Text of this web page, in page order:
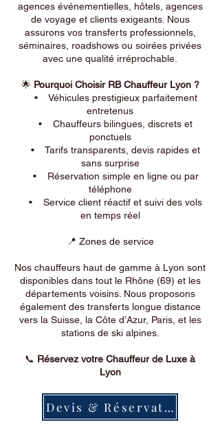
agences événementielles, hôtels, agences
de voyage et clients exigeants. Nous
assurons vos transferts professionnels,
séminaires, roadshows ou soirées privées
avec une qualité irréprochable.
🌟 Pourquoi Choisir RB Chauffeur Lyon ?
• Véhicules prestigieux parfaitement
entretenus
• Chauffeurs bilingues, discrets et
ponctuels
• Tarifs transparents, devis rapides et
sans surprise
• Réservation simple en ligne ou par
téléphone
• Service client réactif et suivi des vols
en temps réel
📍 Zones de service
Nos chauffeurs haut de gamme à Lyon sont
disponibles dans tout le Rhône (69) et les
départements voisins. Nous proposons
également des transferts longue distance
vers la Suisse, la Côte d’Azur, Paris, et les
stations de ski alpines.
📞 Réservez votre Chauffeur de Luxe à
Lyon
Devis & Réservation